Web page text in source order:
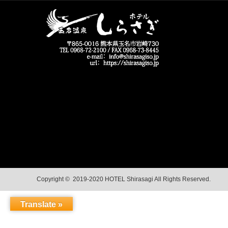
ゴルフパック大好評販売中！ グリーンランド券付プラン
Copyright © 2019-2020 HOTEL Shirasagi All Rights Reserved.
Translate »